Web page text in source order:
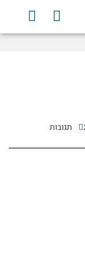
F
a
c
Y
o
u
תגובות